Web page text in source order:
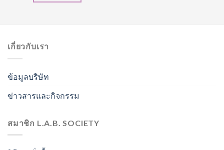
เกี่ยวกับเรา
ข้อมูลบริษัท
ข่าวสารและกิจกรรม
สมาชิก L.A.B. SOCIETY